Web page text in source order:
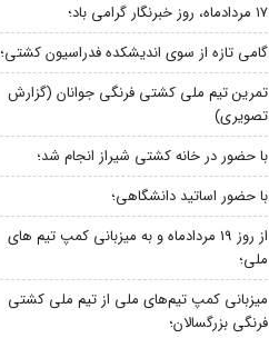
۱۷ مردادماه، روز خبرنگار گرامی باد؛
گامی تازه از سوی اندیشکده فدراسیون کشتی؛
تمرین تیم ملی کشتی فرنگی جوانان (گزارش
تصویری)
با حضور در خانه کشتی شیراز انجام شد؛
با حضور اساتید دانشگاهی؛
از روز 19 مردادماه و به میزبانی کمپ تیم های
ملی؛
میزبانی کمپ تیم‌های ملی از تیم ملی کشتی
فرنگی بزرگسالان؛